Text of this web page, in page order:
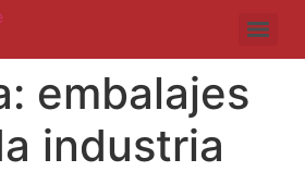
embalajes
industria